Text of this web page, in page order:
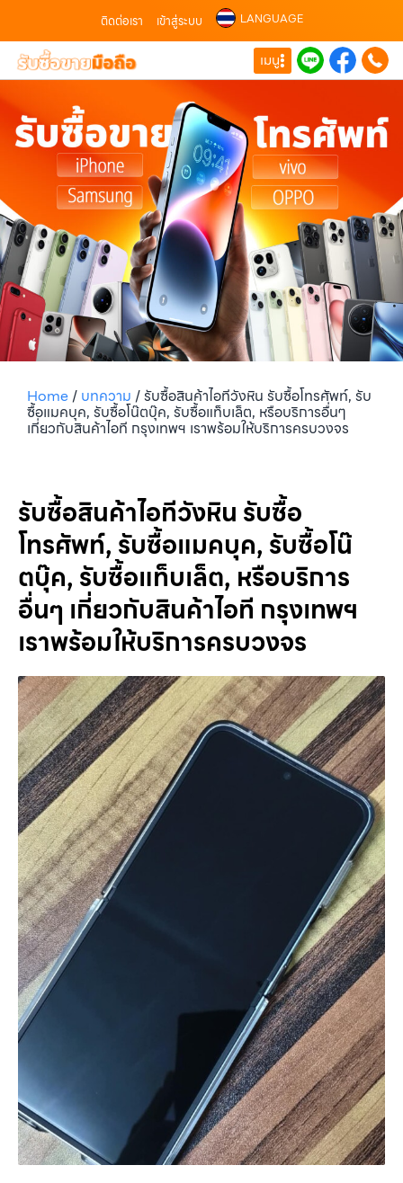
ติดต่อเรา เข้าสู่ระบบ LANGUAGE
เมนู
Home/ บทความ /รับซื้อสินค้าไอทีวังหิน รับซื้อโทรศัพท์, รับ
ซื้อแมคบุค, รับซื้อโน๊ตบุ๊ค, รับซื้อแท็บเล็ต, หรือบริการอื่นๆ
เกี่ยวกับสินค้าไอที กรุงเทพฯ เราพร้อมให้บริการครบวงจร
รับซื้อสินค้าไอทีวังหิน รับซื้อ
โทรศัพท์, รับซื้อแมคบุค, รับซื้อโน๊
ตบุ๊ค, รับซื้อแท็บเล็ต, หรือบริการ
อื่นๆ เกี่ยวกับสินค้าไอที กรุงเทพฯ
เราพร้อมให้บริการครบวงจร